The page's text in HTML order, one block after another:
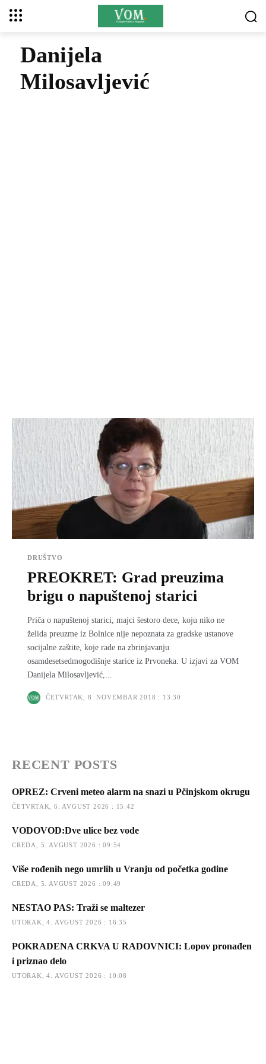
Danijela
Milosavljević
DRUŠTVO
PREOKRET: Grad preuzima
brigu o napuštenoj starici
Priča o napuštenoj starici, majci šestoro dece, koju niko ne
želida preuzme iz Bolnice nije nepoznata za gradske ustanove
socijalne zaštite, koje rade na zbrinjavanju
osamdesetsedmogodišnje starice iz Prvoneka. U izjavi za VOM
Danijela Milosavljević,...
ČETVRTAK, 8. NOVEMBAR 2018 : 13:30
RECENT POSTS
OPREZ: Crveni meteo alarm na snazi u Pčinjskom okrugu
ČETVRTAK, 6. AVGUST 2026 : 15:42
VODOVOD:Dve ulice bez vode
CREDA, 5. AVGUST 2026 : 09:54
Više rođenih nego umrlih u Vranju od početka godine
CREDA, 5. AVGUST 2026 : 09:49
NESTAO PAS: Traži se maltezer
UTORAK, 4. AVGUST 2026 : 16:35
POKRADENA CRKVA U RADOVNICI: Lopov pronađen
i priznao delo
UTORAK, 4. AVGUST 2026 : 10:08